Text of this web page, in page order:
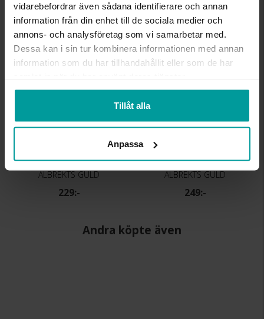
vidarebefordrar även sådana identifierare och annan
information från din enhet till de sociala medier och
annons- och analysföretag som vi samarbetar med.
Dessa kan i sin tur kombinera informationen med annan
information som du har tillhandahållit eller som de har
Tillåt alla
Anpassa
Liknande produkter
Kedja i äkta silver 36 cm
ALBREKTS GULD
229:-
Kedja i äkta silver 40 cm
ALBREKTS GULD
249:-
Andra köpte även